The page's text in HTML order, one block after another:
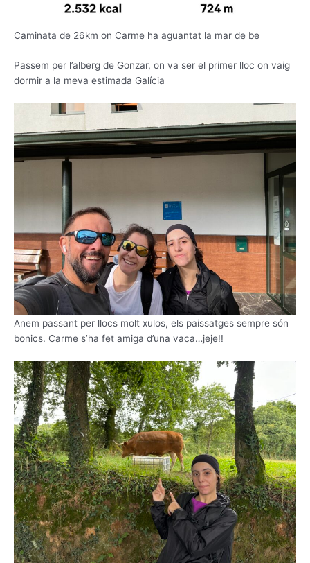
Caminata de 26km on Carme ha aguantat la mar de be
Passem per l’alberg de Gonzar, on va ser el primer lloc on vaig
dormir a la meva estimada Galícia
Anem passant per llocs molt xulos, els paissatges sempre són
bonics. Carme s’ha fet amiga d’una vaca…jeje!!